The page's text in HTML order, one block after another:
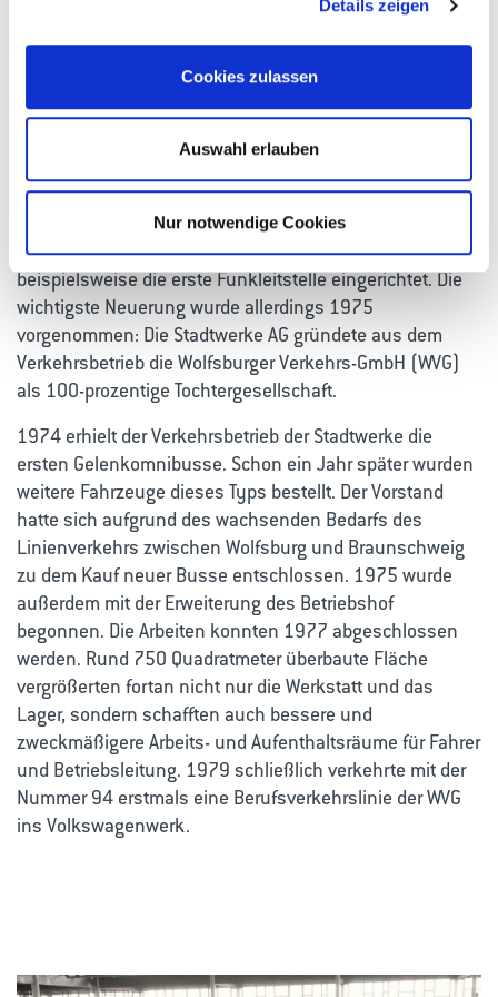
Details zeigen
Cookies zulassen
Auswahl erlauben
Nur notwendige Cookies
Gründung der Wolfsburger Verkehrs-
GmbH als 100 %-ige
Tochtergesellschaft
Ebenso wie bei den Stadtwerken standen die siebziger
Jahre auch für den Verkehrsbetrieb ganz im Zeichen
zahlreicher Veränderungen. So wurde 1971
beispielsweise die erste Funkleitstelle eingerichtet. Die
wichtigste Neuerung wurde allerdings 1975
vorgenommen: Die Stadtwerke AG gründete aus dem
Verkehrsbetrieb die Wolfsburger Verkehrs-GmbH (WVG)
als 100-prozentige Tochtergesellschaft.
1974 erhielt der Verkehrsbetrieb der Stadtwerke die
ersten Gelenkomnibusse. Schon ein Jahr später wurden
weitere Fahrzeuge dieses Typs bestellt. Der Vorstand
hatte sich aufgrund des wachsenden Bedarfs des
Linienverkehrs zwischen Wolfsburg und Braunschweig
zu dem Kauf neuer Busse entschlossen. 1975 wurde
außerdem mit der Erweiterung des Betriebshof
begonnen. Die Arbeiten konnten 1977 abgeschlossen
werden. Rund 750 Quadratmeter überbaute Fläche
vergrößerten fortan nicht nur die Werkstatt und das
Lager, sondern schafften auch bessere und
zweckmäßigere Arbeits- und Aufenthaltsräume für Fahrer
und Betriebsleitung. 1979 schließlich verkehrte mit der
Nummer 94 erstmals eine Berufsverkehrslinie der WVG
ins Volkswagenwerk.